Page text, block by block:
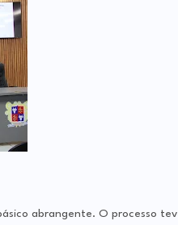
abrangente. O processo